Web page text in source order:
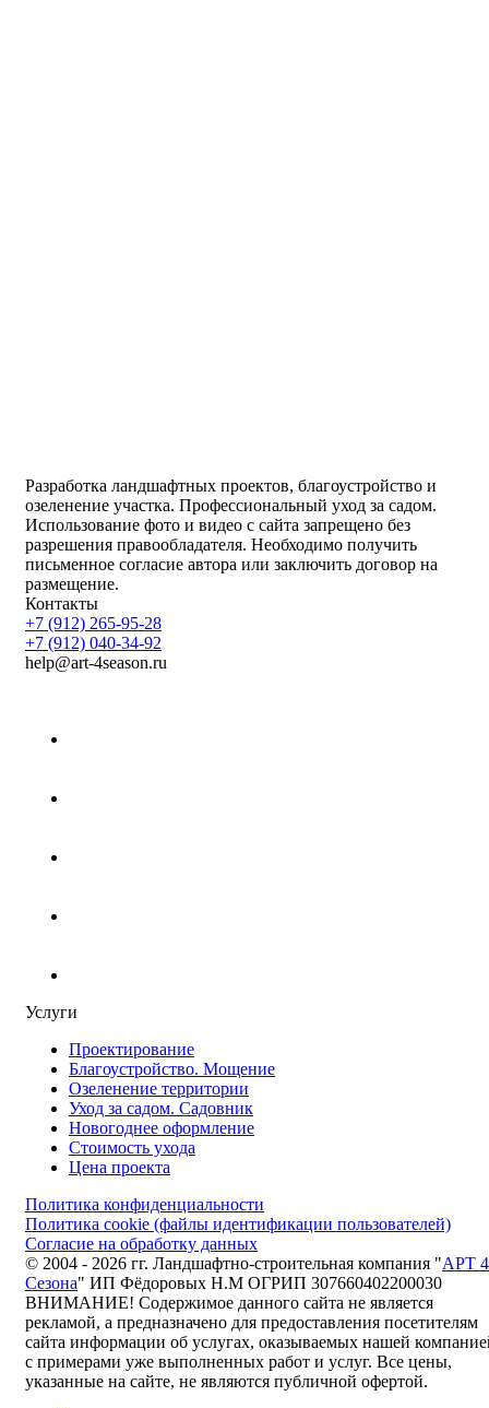
Разработка ландшафтных проектов, благоустройство и
озеленение участка. Профессиональный уход за садом.
Использование фото и видео с сайта запрещено без
разрешения правообладателя. Необходимо получить
письменное согласие автора или заключить договор на
размещение.
Контакты
+7 (912) 265-95-28
+7 (912) 040-34-92
help@art-4season.ru
Услуги
Проектирование
Благоустройство. Мощение
Озеленение территории
Уход за садом. Садовник
Новогоднее оформление
Стоимость ухода
Цена проекта
Политика конфиденциальности
Политика cookie (файлы идентификации пользователей)
Согласие на обработку данных
© 2004 - 2026 гг. Ландшафтно-строительная компания "АРТ 4
Сезона" ИП Фёдоровых Н.М ОГРИП 307660402200030
ВНИМАНИЕ! Содержимое данного сайта не является
рекламой, а предназначено для предоставления посетителям
сайта информации об услугах, оказываемых нашей
с примерами уже выполненных работ и услуг. Все цены,
указанные на сайте, не являются публичной офертой.